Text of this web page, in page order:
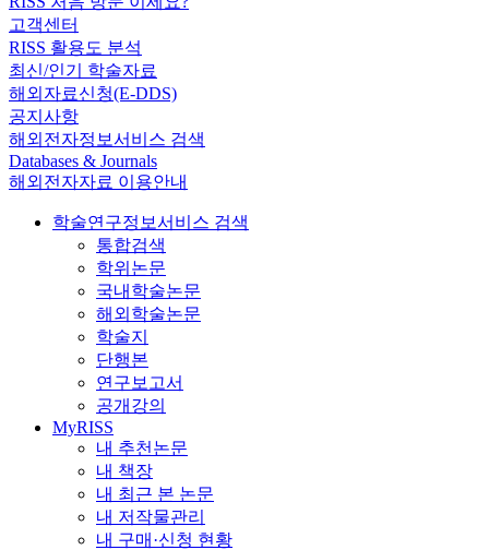
고객센터
RISS 활용도 분석
최신/인기 학술자료
해외자료신청(E-DDS)
공지사항
해외전자정보서비스 검색
Databases & Journals
해외전자자료 이용안내
학술연구정보서비스 검색
통합검색
학위논문
국내학술논문
해외학술논문
학술지
단행본
연구보고서
공개강의
MyRISS
내 추천논문
내 책장
내 최근 본 논문
내 저작물관리
내 구매·신청 현황